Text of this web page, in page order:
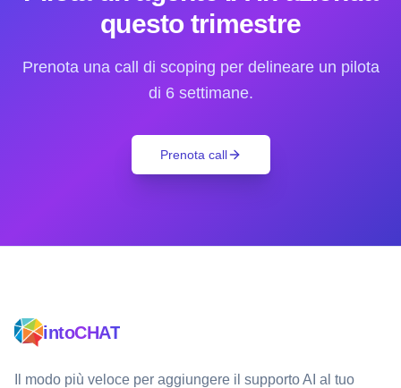
questo trimestre
Prenota una call di scoping per delineare un pilota
di 6 settimane.
Prenota call
intoCHAT
Il modo più veloce per aggiungere il supporto AI al tuo